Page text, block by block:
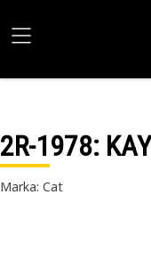
2R-1978:
Marka: Cat